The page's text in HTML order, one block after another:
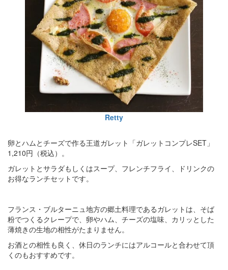
Retty
卵とハムとチーズで作る王道ガレット「ガレットコンプレSET」
1,210円（税込）。
ガレットとサラダもしくはスープ、フレンチフライ、ドリンクの
お得なランチセットです。
フランス・ブルターニュ地方の郷土料理であるガレットは、そば
粉でつくるクレープで、卵やハム、チーズの塩味、カリッとした
薄焼きの生地の相性がたまりません。
お酒との相性も良く、休日のランチにはアルコールと合わせて頂
くのもおすすめです。